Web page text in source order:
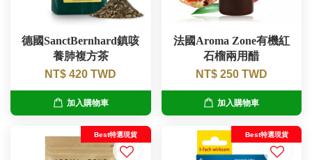
德國SanctBernhard鎮咳
養肺複方茶
NT$ 420 TWD
加入購物車
法國Aroma Zone有機紅
石榴兩用醋
NT$ 250 TWD
加入購物車
Best特選現貨 Best特選現貨